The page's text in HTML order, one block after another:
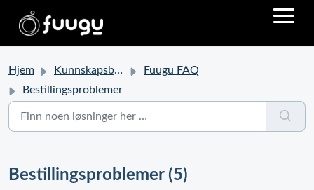
Hjem Kunnskapsbase
Fuugu FAQ
Bestillingsproblemer
Bestillingsproblemer (5)